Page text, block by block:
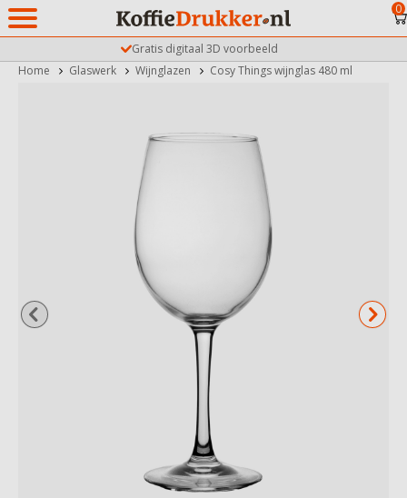
Gratis digitaal 3D voorbeeld
0
Home Glaswerk Wijnglazen Cosy Things wijnglas 480 ml